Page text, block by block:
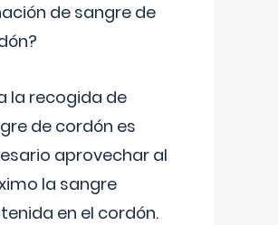
de sangre de
la recogida de
de cordón es
aprovechar al
la sangre
en el cordón.